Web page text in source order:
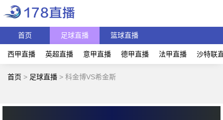
首页 足球直播 篮球直播
西甲直播 英超直播 意甲直播 德甲直播 法甲直播 沙特联
首页 > 足球直播 > 科金博VS希金斯